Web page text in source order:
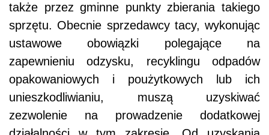
także przez gminne punkty zbierania takiego
sprzętu. Obecnie sprzedawcy tacy, wykonując
ustawowe obowiązki polegające na
zapewnieniu odzysku, recyklingu odpadów
opakowaniowych i poużytkowych lub ich
unieszkodliwianiu, muszą uzyskiwać
zezwolenie na prowadzenie dodatkowej